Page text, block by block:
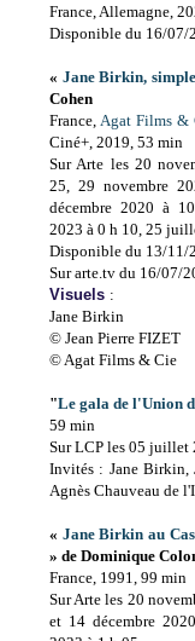
France, Allemagne,
Disponible du 16/07/
« Jane Birkin,
Cohen
France, Agat Films &
Ciné+, 2019, 53 min
Sur Arte les 20
25, 29 novembre
décembre 2020 à
2023 à 0 h 10, 25
Disponible du 13/11/
Sur arte.tv du 16/07/
Visuels :
Jane Birkin
© Jean Pierre FIZET
© Agat Films & Cie
"Le gala de l'Union
59 min
Sur LCP les 05
Invités : Jane Birkin,
Agnès Chauveau de
« Jane Birkin au
» de Dominique
France, 1991, 99 min
Sur Arte les 20
et 14 décembre